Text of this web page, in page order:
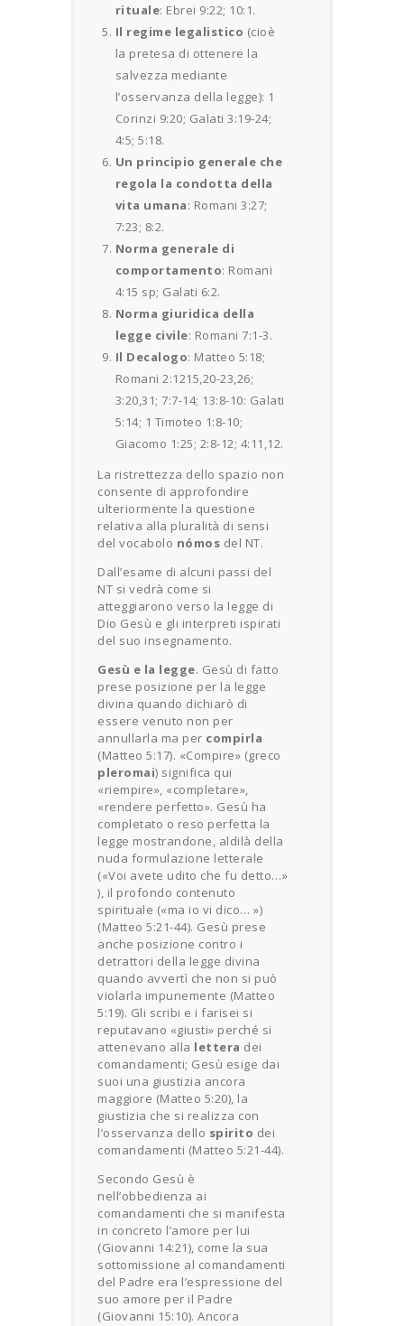
rituale: Ebrei 9:22; 10:1.
Il regime legalistico (cioè
la pretesa di ottenere la
salvezza mediante
l’osservanza della legge): 1
Corinzi 9:20; Galati 3:19-24;
4:5; 5:18.
Un principio generale che
regola la condotta della
vita umana: Romani 3:27;
7:23; 8:2.
Norma generale di
comportamento: Romani
4:15 sp; Galati 6:2.
Norma giuridica della
legge civile: Romani 7:1-3.
Il Decalogo: Matteo 5:18;
Romani 2:1215,20-23,26;
3:20,31; 7:7-14; 13:8-10: Galati
5:14; 1 Timoteo 1:8-10;
Giacomo 1:25; 2:8-12; 4:11,12.
La ristrettezza dello spazio non
consente di approfondire
ulteriormente la questione
relativa alla pluralità di sensi
del vocabolo nómos del NT.
Dall’esame di alcuni passi del
NT si vedrà come si
atteggiarono verso la legge di
Dio Gesù e gli interpreti ispirati
del suo insegnamento.
Gesù e la legge. Gesù di fatto
prese posizione per la legge
divina quando dichiarò di
essere venuto non per
annullarla ma per compirla
(Matteo 5:17). «Compire» (greco
pleromai) significa qui
«riempire», «completare»,
«rendere perfetto». Gesù ha
completato o reso perfetta la
legge mostrandone, aldilà della
nuda formulazione letterale
(«Voi avete udito che fu detto…»
), il profondo contenuto
spirituale («ma io vi dico… »)
(Matteo 5:21-44). Gesù prese
anche posizione contro i
detrattori della legge divina
quando avvertì che non si può
violarla impunemente (Matteo
5:19). Gli scribi e i farisei si
reputavano «giusti» perché si
attenevano alla lettera dei
comandamenti; Gesù esige dai
suoi una giustizia ancora
maggiore (Matteo 5:20), la
giustizia che si realizza con
l’osservanza dello spirito dei
comandamenti (Matteo 5:21-44).
Secondo Gesù è
nell’obbedienza ai
comandamenti che si manifesta
in concreto l’amore per lui
(Giovanni 14:21), come la sua
sottomissione al comandamenti
del Padre era l’espressione del
suo amore per il Padre
(Giovanni 15:10). Ancora